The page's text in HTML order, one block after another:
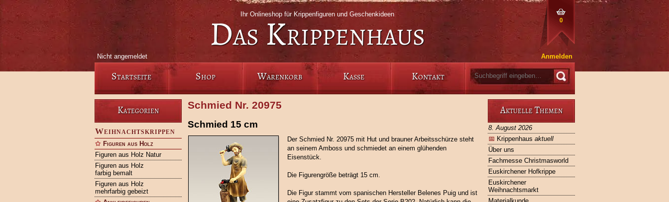
0
Ihr Onlineshop für Krippenfiguren und Geschenkideen
Das Krippenhaus
Nicht angemeldet Anmelden
Startseite Shop Warenkorb Kasse Kontakt
Kategorien
Weihnachtskrippen
Figuren aus Holz
Figuren aus Holz Natur
Figuren aus Holz
farbig bemalt
Figuren aus Holz
mehrfarbig gebeizt
Aktuelle Themen
8. August 2026
📅 Krippenhaus aktuell
Über uns
Fachmesse Christmasworld
Euskirchener Hofkrippe
Euskirchener
Weihnachtsmarkt
Schmied Nr. 20975
Schmied 15 cm
Der Schmied Nr. 20975 mit Hut und brauner Arbeitsschürze steht
an seinem Amboss und schmiedet an einem glühenden
Eisenstück.
Die Figurengröße beträgt 15 cm.
Die Figur stammt vom spanischen Hersteller Belenes Puig und ist